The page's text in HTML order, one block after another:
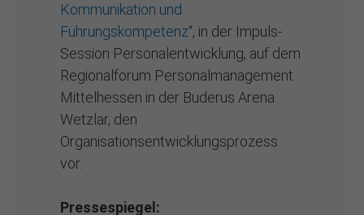
Kommunikation und
Führungskompetenz“, in der Impuls-
Session Personalentwicklung, auf dem
Regionalforum Personalmanagement
Mittelhessen in der Buderus Arena
Wetzlar, den
Organisationsentwicklungsprozess
vor.
Pressespiegel: